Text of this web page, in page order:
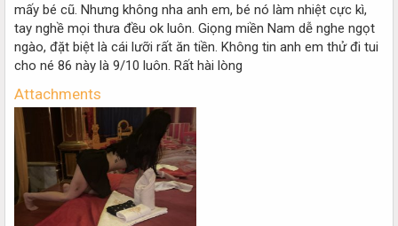
mấy bé cũ. Nhưng không nha anh em, bé nó làm nhiệt cực kì,
tay nghề mọi thưa đều ok luôn. Giọng miền Nam dễ nghe ngọt
ngào, đặt biệt là cái lưỡi rất ăn tiền. Không tin anh em thử đi tui
cho né 86 này là 9/10 luôn. Rất hài lòng
Attachments